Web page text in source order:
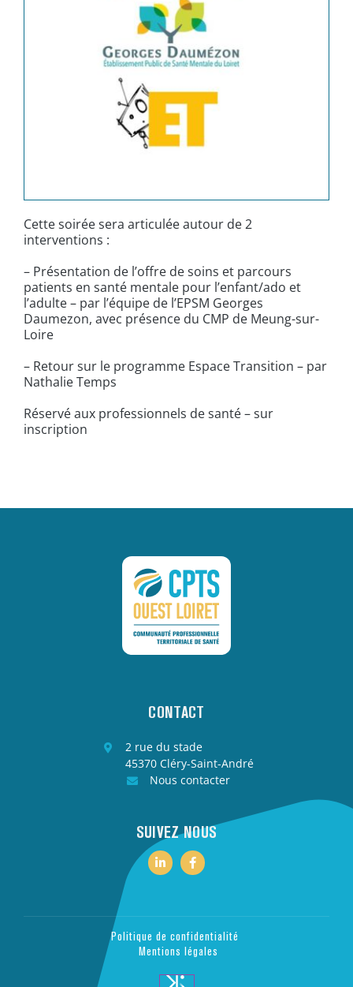
Cette soirée sera articulée autour de 2
interventions :
– Présentation de l’offre de soins et parcours
patients en santé mentale pour l’enfant/ado et
l’adulte – par l’équipe de l’EPSM Georges
Daumezon, avec présence du CMP de Meung-sur-
Loire
– Retour sur le programme Espace Transition – par
Nathalie Temps
Réservé aux professionnels de santé – sur
inscription
CONTACT
2 rue du stade
45370 Cléry-Saint-André
Nous contacter
SUIVEZ NOUS
Politique de confidentialité
Mentions légales